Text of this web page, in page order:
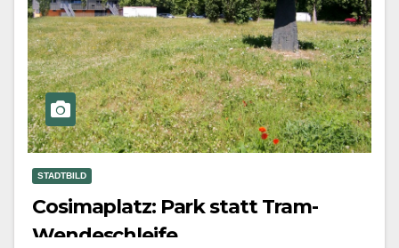
STADTBILD
Cosimaplatz: Park statt Tram-
Wendeschleife